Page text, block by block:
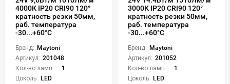
4000К IP20 CRI90 120°
кратность резки 50мм,
раб. температура
-30...+60°С
Бренд: Maytoni
Артикул: 201048
1
Цоколь: LED
3000К IP20 CRI90 120°
кратность резки 50мм,
раб. температура
-30...+60°С
Бренд: Maytoni
Артикул: 201052
1
Цоколь: LED